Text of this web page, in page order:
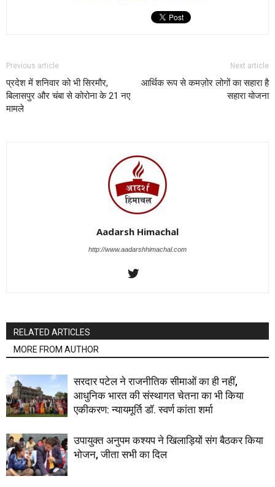
Previous article
प्रदेश में शनिवार को भी सिरमौर,
बिलासपुर और चंबा से कोरोना के 21 नए
मामले
Next article
आर्थिक रूप से कमज़ोर लोगों का सहारा है
सहारा योजना
Aadarsh Himachal
http://www.aadarshhimachal.com
RELATED ARTICLES
MORE FROM AUTHOR
सरदार पटेल ने राजनीतिक सीमाओं का ही नहीं,
आधुनिक भारत की संस्थागत चेतना का भी किया
एकीकरण: न्यायमूर्ति डॉ. स्वर्ण कांता शर्मा
उपायुक्त अनुपम कश्यप ने खिलाड़ियों संग बैठकर किया
भोजन, जीता सभी का दिल